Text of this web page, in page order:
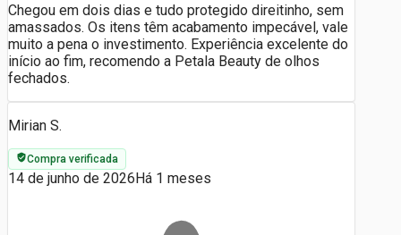
Chegou em dois dias e tudo protegido direitinho, sem
amassados. Os itens têm acabamento impecável, vale
muito a pena o investimento. Experiência excelente do
início ao fim, recomendo a Petala Beauty de olhos
fechados.
Mirian S.
Compra verificada
14 de junho de 2026Há 1 meses